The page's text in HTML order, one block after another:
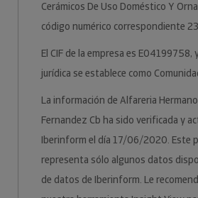
Cerámicos De Uso Doméstico Y
código numérico correspondiente
El CIF de la empresa es E04199758,
jurídica se establece como
La información de Alfareria
Fernandez Cb ha sido verificada y
Iberinform el día 17/06/2020. Este
representa sólo algunos datos
de datos de Iberinform. Le